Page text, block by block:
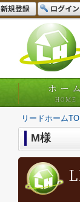
新規登録 ログイン
ホー
HOME
リードホーム
M様